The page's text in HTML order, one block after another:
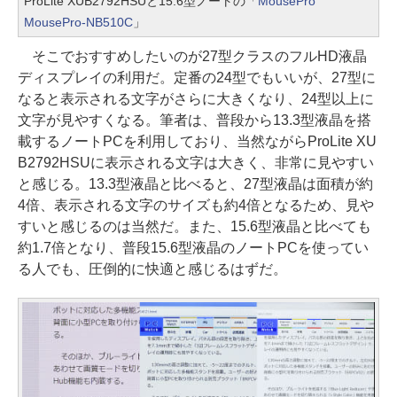
MousePro-NB510C」
そこでおすすめしたいのが27型クラスのフルHD液晶
ディスプレイの利用だ。定番の24型でもいいが、27型に
なると表示される文字がさらに大きくなり、24型以上に
文字が見やすくなる。筆者は、普段から13.3型液晶を搭
載するノートPCを利用しており、当然ながらProLite XU
B2792HSUに表示される文字は大きく、非常に見やすい
と感じる。13.3型液晶と比べると、27型液晶は面積が約
4倍、表示される文字のサイズも約4倍となるため、見や
すいと感じるのは当然だ。また、15.6型液晶と比べても
約1.7倍となり、普段15.6型液晶のノートPCを使ってい
る人でも、圧倒的に快適と感じるはずだ。